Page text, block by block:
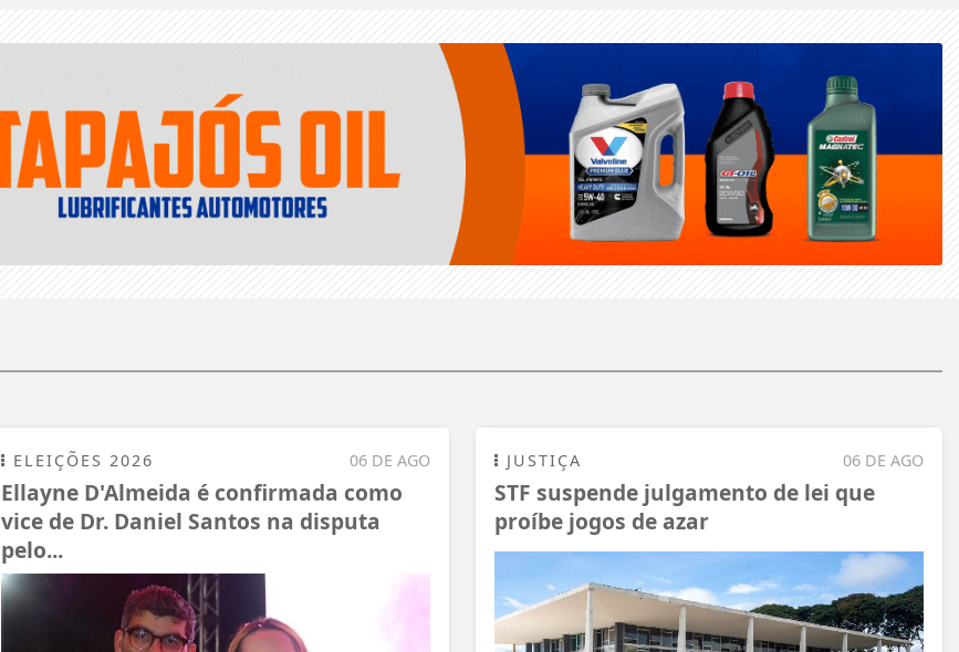
06 DE AGO
ELEIÇÕES 2026
Ellayne D'Almeida é confirmada como
vice de Dr. Daniel Santos na disputa
pelo...
06 DE AGO
JUSTIÇA
STF suspende julgamento de lei que
proíbe jogos de azar